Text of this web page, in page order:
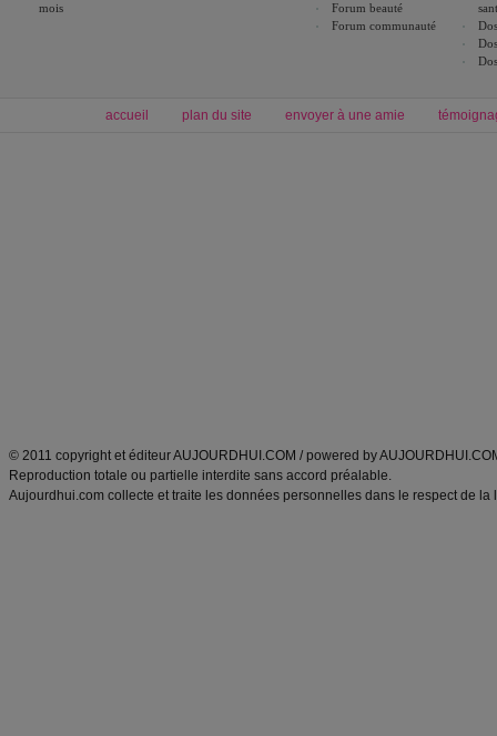
mois
Forum beauté
Forum communauté
accueil plan du site envoyer à une amie
© 2011 copyright et éditeur AUJOURDHUI.COM / powered by
Reproduction totale ou partielle interdite sans accord préalable.
Aujourdhui.com collecte et traite les données personnelles dans le respect de